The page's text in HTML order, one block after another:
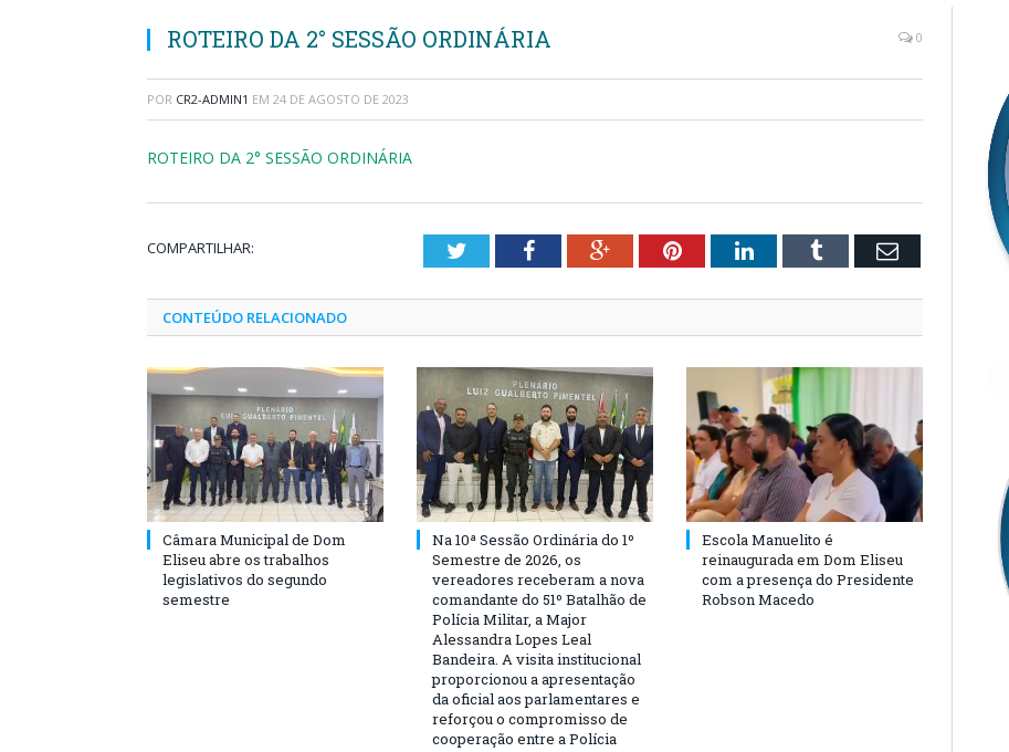
ROTEIRO DA 2° SESSÃO ORDINÁRIA 0
POR CR2-ADMIN1 EM 24 DE AGOSTO DE 2023
ROTEIRO DA 2° SESSÃO ORDINÁRIA
COMPARTILHAR: TwitterFacebookGoogle+PinterestLinkedInTumblr Email
CONTEÚDO RELACIONADO
Câmara Municipal de Dom
Eliseu abre os trabalhos
legislativos do segundo
semestre
Na 10ª Sessão Ordinária do 1º
Semestre de 2026, os
vereadores receberam a nova
comandante do 51º Batalhão de
Polícia Militar, a Major
Alessandra Lopes Leal
Bandeira. A visita institucional
proporcionou a apresentação
da oficial aos parlamentares e
reforçou o compromisso de
cooperação entre a Polícia
Escola Manuelito é
reinaugurada em Dom Eliseu
com a presença do Presidente
Robson Macedo